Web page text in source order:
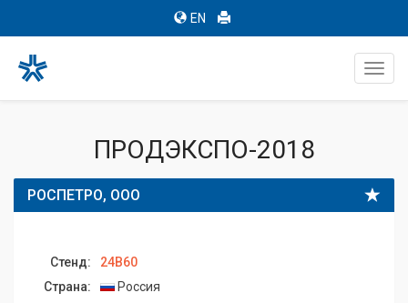
EN
ПРОДЭКСПО-2018
РОСПЕТРО, ООО
Стенд:
24B60
Страна:
Россия